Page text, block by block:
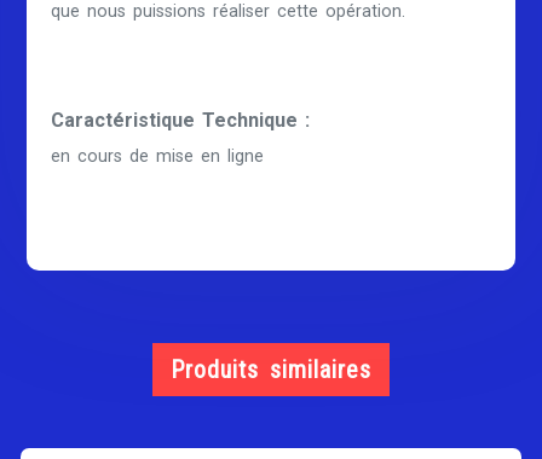
que nous puissions réaliser cette opération.
Caractéristique Technique :
en cours de mise en ligne
Produits similaires